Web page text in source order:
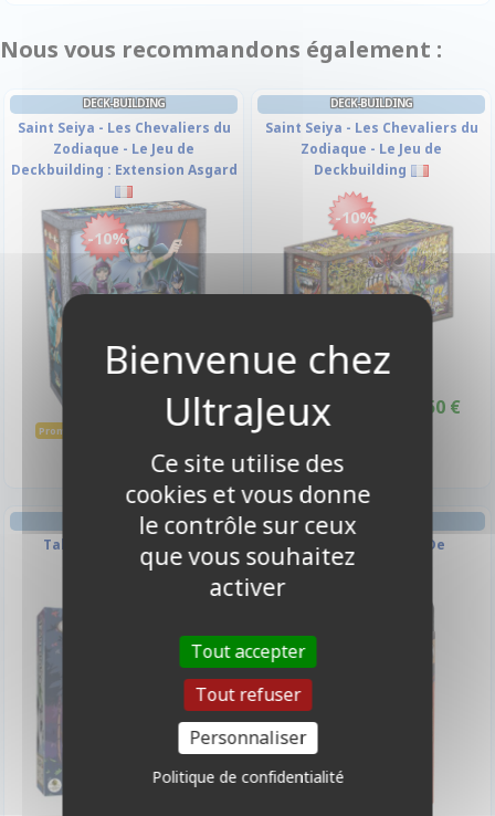
Nous vous recommandons également :
DECK-BUILDING
Saint Seiya - Les Chevaliers du
Zodiaque - Le Jeu de
Deckbuilding : Extension Asgard
-10%
Promo -10% 22,40 €
DECK-BUILDING
Saint Seiya - Les Chevaliers du
Zodiaque - Le Jeu de
Deckbuilding
-10%
Promo -10% 30,50 €
STRATÉGIE
Takenoko (Refresh)
Les Loups-garous De
Thiercelieux
Ce site utilise des
cookies et vous donne
le contrôle sur ceux
que vous souhaitez
activer
Tout accepter
Tout refuser
Personnaliser
Politique de confidentialité